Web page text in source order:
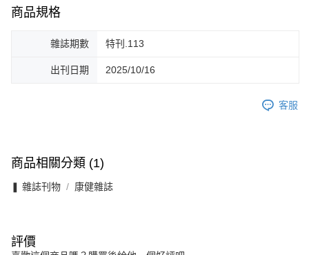
商品規格
雜誌期數 特刊.113
出刊日期 2025/10/16
客服
商品相關分類 (1)
❚ 雜誌刊物 康健雜誌
評價